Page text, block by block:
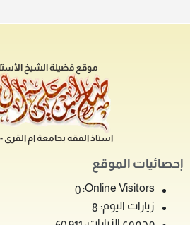
موقع فضيلة الشيخ
استاذ الفقه بجامعة ام القرى
إحصائيات الموقع
Online Visitors:
0
زيارات اليوم: 8